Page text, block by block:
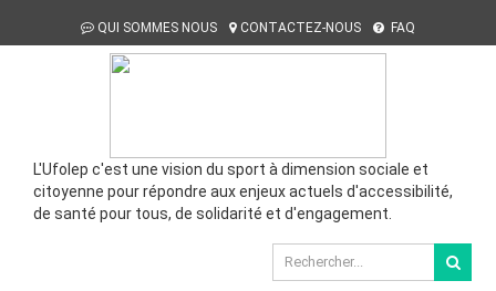
QUI SOMMES NOUS CONTACTEZ-NOUS FAQ
L'Ufolep c'est une vision du sport à dimension sociale et
citoyenne pour répondre aux enjeux actuels d'accessibilité,
de santé pour tous, de solidarité et d'engagement.